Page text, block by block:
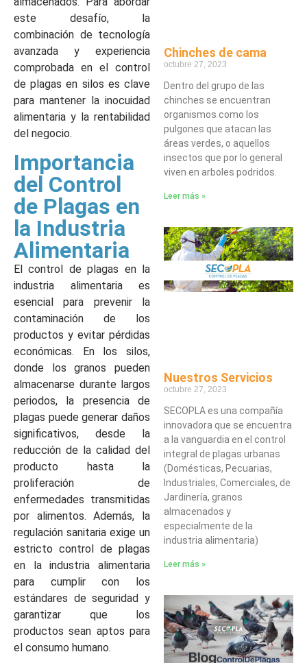
este desafío, la
combinación de tecnología
avanzada y experiencia
comprobada en el control
de plagas en silos es clave
para mantener la inocuidad
alimentaria y la rentabilidad
del negocio.
Importancia
del Control
de Plagas en
la Industria
Alimentaria
El control de plagas en la
industria alimentaria es
esencial para prevenir la
contaminación de los
productos y evitar pérdidas
económicas. En los silos,
donde los granos pueden
almacenarse durante largos
periodos, la presencia de
plagas puede generar daños
significativos, desde la
reducción de la calidad del
producto hasta la
proliferación de
enfermedades transmitidas
por alimentos. Además, la
regulación sanitaria exige un
estricto control de plagas
en la industria alimentaria
para cumplir con los
estándares de seguridad y
garantizar que los
productos sean aptos para
el consumo humano.
Chinches de cama
octubre 27, 2023
Dentro del grupo de las
chinches se encuentran
organismos como los
pulgones que atacan las
áreas verdes, o aquellos
insectos que por lo general
viven en arboles podridos.
Leer más »
Nuestros Servicios
octubre 27, 2023
SECOPLA es una compañía
innovadora que se encuentra
a la vanguardia en el control
integral de plagas urbanas
(Domésticas, Pecuarias,
Industriales, Comerciales, de
Jardinería, granos
almacenados y
especialmente de la
industria alimentaria)
Leer más »